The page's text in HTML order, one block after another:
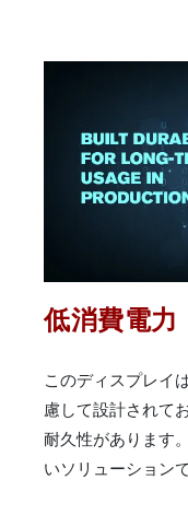
低消費電力
このディスプレイ
慮して設計されて
耐久性があります
いソリューションで